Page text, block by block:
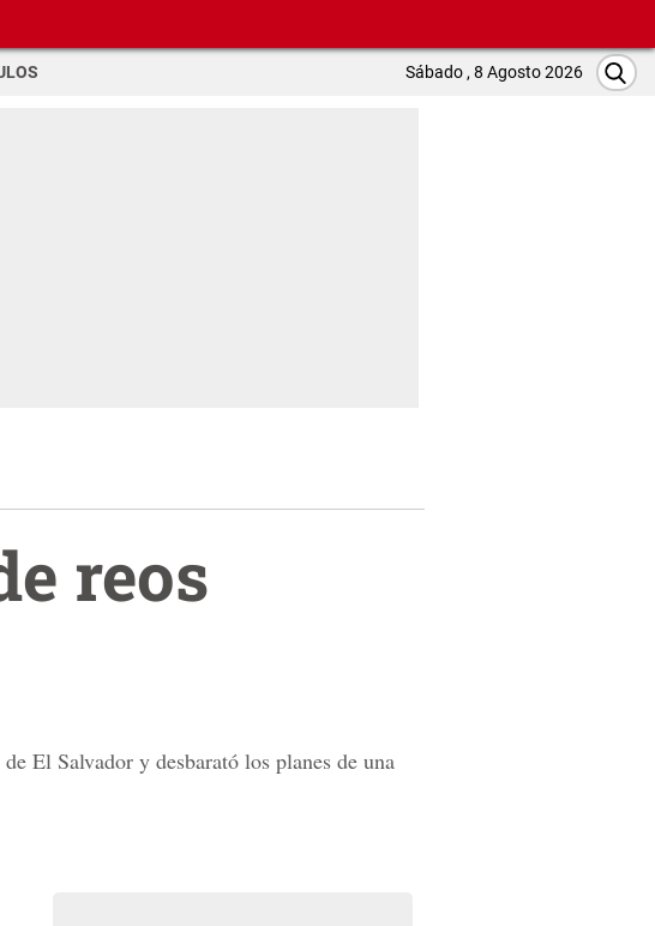
Sábado , 8 Agosto 2026
reos
El Salvador y desbarató los planes de una